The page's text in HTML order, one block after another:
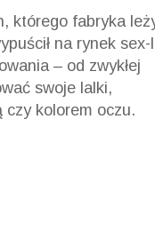
którego fabryka
na rynek sex-
– od zwykłej
swoje lalki,
czy kolorem oczu.